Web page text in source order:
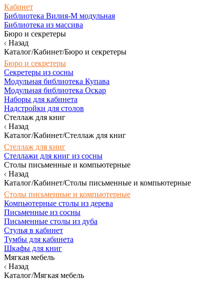
Кабинет
Библиотека Вилия-М модульная
Библиотека из массива
Бюро и секретеры
Назад
Каталог/Кабинет/Бюро и секретеры
Бюро и секретеры
Секретеры из сосны
Модульная библиотека Купава
Модульная библиотека Оскар
Наборы для кабинета
Надстройки для столов
Стеллаж для книг
Назад
Каталог/Кабинет/Стеллаж для книг
Стеллаж для книг
Стеллажи для книг из сосны
Столы письменные и компьютерные
Назад
Каталог/Кабинет/Столы письменные и компьютерные
Столы письменные и компьютерные
Компьютерные столы из дерева
Письменные из сосны
Письменные столы из дуба
Стулья в кабинет
Тумбы для кабинета
Шкафы для книг
Мягкая мебель
Назад
Каталог/Мягкая мебель